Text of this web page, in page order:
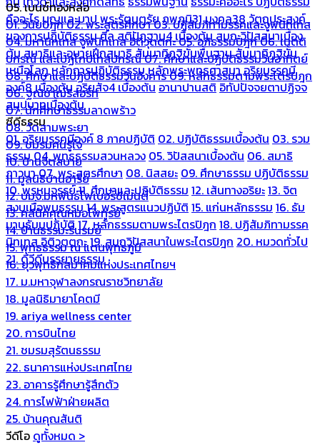
คืออะไรบุญและบาปพระรัตนตรัยภพภูมิ31 มงคล38 วัตถุประสงค์
ของการปฏิบัติธรรมศีลสติปัฏฐาน4 เบื้องต้นสมถะวิปัสสนาเบื้อง
ต้นสมาธิและอุบายฝึกสมาธิสัมมาทิฏฐิขั้นพื้นฐานสัมมาทิฏฐิขั้น
เหนือโลกหลักการปฏิบัติธรรมหลักพระพุทธศาสนาอริยมรรคมี
องค์8 เบื้องต้นอริยสัจ4 เบื้องต้นอานาปานสติอิทัปปัจจยตาปฏิจจ
สมุปบาทเบื้องต้น
ซีดีธรรม
01. อริยมรรคมีองค์ 8 ภาคปฏิบัติ 02. ปฏิบัติธรรมเบื้องต้น 03. รวม
ธรรม04. พุทธธรรมสวนหลวง 05. วิปัสสนาเบื้องต้น 06. สมาธิ
ภาวนา07. พระสูตรศึกษา 08. นิสสยะ 09. ศึกษาธรรม ปฏิบัติธรรม
10. พรหมจรรย์11. ศึกษาและปฏิบัติธรรม 12. เส้นทางอริยะ13. จิต
สงบเมื่อพบธรรม14. พระสูตรแนวปฏิบัติ 15. แก่นหลักธรรม 16. ธัม
มานุธัมมปฏิบัติ17. หลักธรรมตามพระไตรปิฎก 18. ปฏิสัมภิทามรรค
นิทเทส อิติวุตตกะ19. สมถวิปัสสนาในพระไตรปิฎก 20. หมวดทั่วไป
21. ดีวีดีบรรยายธรรม
05. เบนซ์ทองหล่อ
01. วินัยปิฎก02. พระสูตรศึกษา03. ปฏิสัมภิทามรรคและจูฬนิทเทส
04. มหานิทเทส จูฬนิทเทส อิติวุตตกะ05. อภิธรรมปิฎก06. เนตติ
ปกรณ์ และเปฏโกปเทสปกรณ์07. ศึกษาและปฏิบัติธรรมวันอาทิตย์
08. ศึกษาและปฏิบัติธรรมวันอังคาร09. หลักธรรมตามพระไตรปิฎก
06. ฐณิชาฌ์รีสอร์ท
07. นักศึกษาธรรมลาดพร้าว
08. วัดสามพระยา
09. ชมรมคนรู้ใจ
10. บ้านจิตสบาย
11. มูลนิธิบ้านอารีย์
12. บมจ.มหพันธ์ไฟเบอร์ซีเมนต์
13. คลีนิคคุณหมอไพทูรย์
14. บ้านธรรมะรื่นรมย์
15. พุทธธรรม ณ แดนพุทธภูมิ
16. ยุวพุทธิกสมาคมแห่งประเทศไทยฯ
17. ม.มหาจุฬาลงกรณราชวิทยาลัย
18. มูลนิธิมายาโคตมี
19. ariya wellness center
20. การบินไทย
21. ชมรมสุรัตนธรรม
22. ธนาคารแห่งประเทศไทย
23. อาคารรู้ศึกษารู้สึกตัว
24. การไฟฟ้าฝ่ายผลิต
25. บ้านคุณสันติ
วีดีโอ ดูทั้งหมด >